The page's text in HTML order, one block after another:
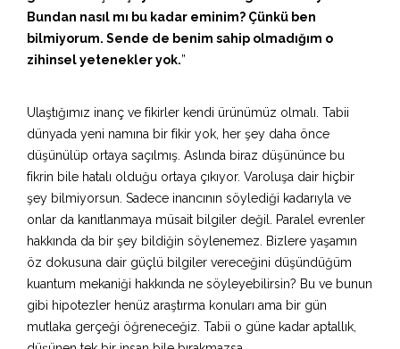
Bundan nasıl mı bu kadar eminim? Çünkü ben
bilmiyorum. Sende de benim sahip olmadığım o
zihinsel yetenekler yok.”
Ulaştığımız inanç ve fikirler kendi ürünümüz olmalı. Tabii
dünyada yeni namına bir fikir yok, her şey daha önce
düşünülüp ortaya saçılmış. Aslında biraz düşününce bu
fikrin bile hatalı olduğu ortaya çıkıyor. Varoluşa dair hiçbir
şey bilmiyorsun. Sadece inancının söylediği kadarıyla ve
onlar da kanıtlanmaya müsait bilgiler değil. Paralel evrenler
hakkında da bir şey bildiğin söylenemez. Bizlere yaşamın
öz dokusuna dair güçlü bilgiler vereceğini düşündüğüm
kuantum mekaniği hakkında ne söyleyebilirsin? Bu ve bunun
gibi hipotezler henüz araştırma konuları ama bir gün
mutlaka gerçeği öğreneceğiz. Tabii o güne kadar aptallık,